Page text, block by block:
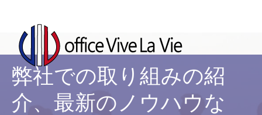
弊社での取り組みの紹
介、最新のノウハウな